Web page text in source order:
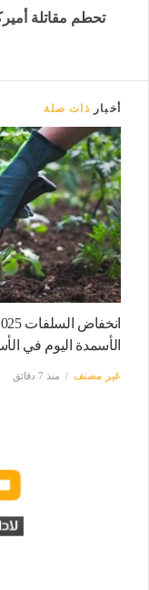
أخبار ذات صلة
الأسمدة اليوم في
غير مصنف منذ 7 دقائق